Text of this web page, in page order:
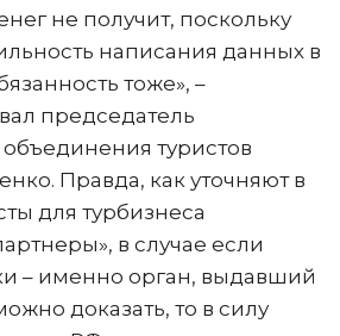
не получит, поскольку
написания данных в
тоже», –
председатель
туристов
Правда, как уточняют в
для турбизнеса
в случае если
– именно орган, выдавший
доказать, то в силу